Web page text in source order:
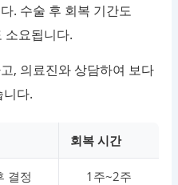
. 수술 후 회복 기간도
소요됩니다.
, 의료진와 상담하여 보다
다.
회복 시간
결정 1주~2주